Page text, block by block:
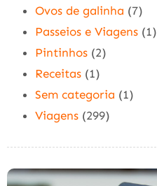
Ovos de galinha (7)
Passeios e Viagens (1)
Pintinhos (2)
Receitas (1)
Sem categoria (1)
Viagens (299)